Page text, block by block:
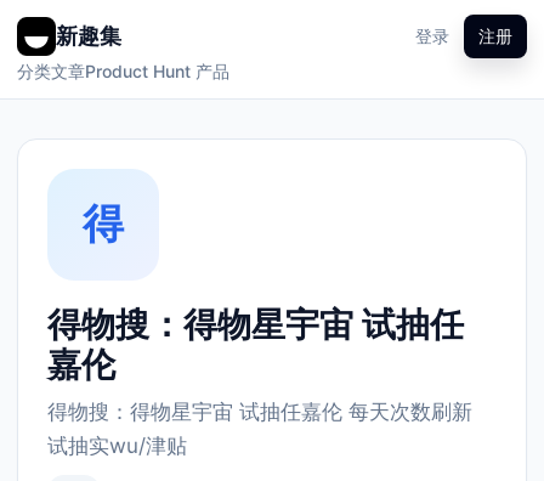
新趣集
分类文章Product Hunt 产品
登录 注册
得
得物搜：得物星宇宙 试抽任
嘉伦
得物搜：得物星宇宙 试抽任嘉伦 每天次数刷新
试抽实wu/津贴 ​